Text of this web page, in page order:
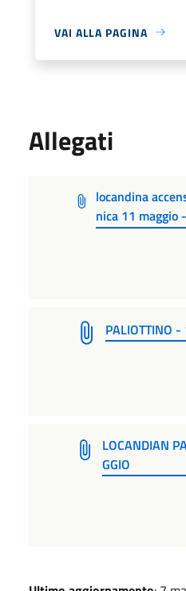
VAI ALLA PAGINA
Allegati
locandina
nica 11 maggio
PALIOTTINO
LOCANDIAN
GGIO